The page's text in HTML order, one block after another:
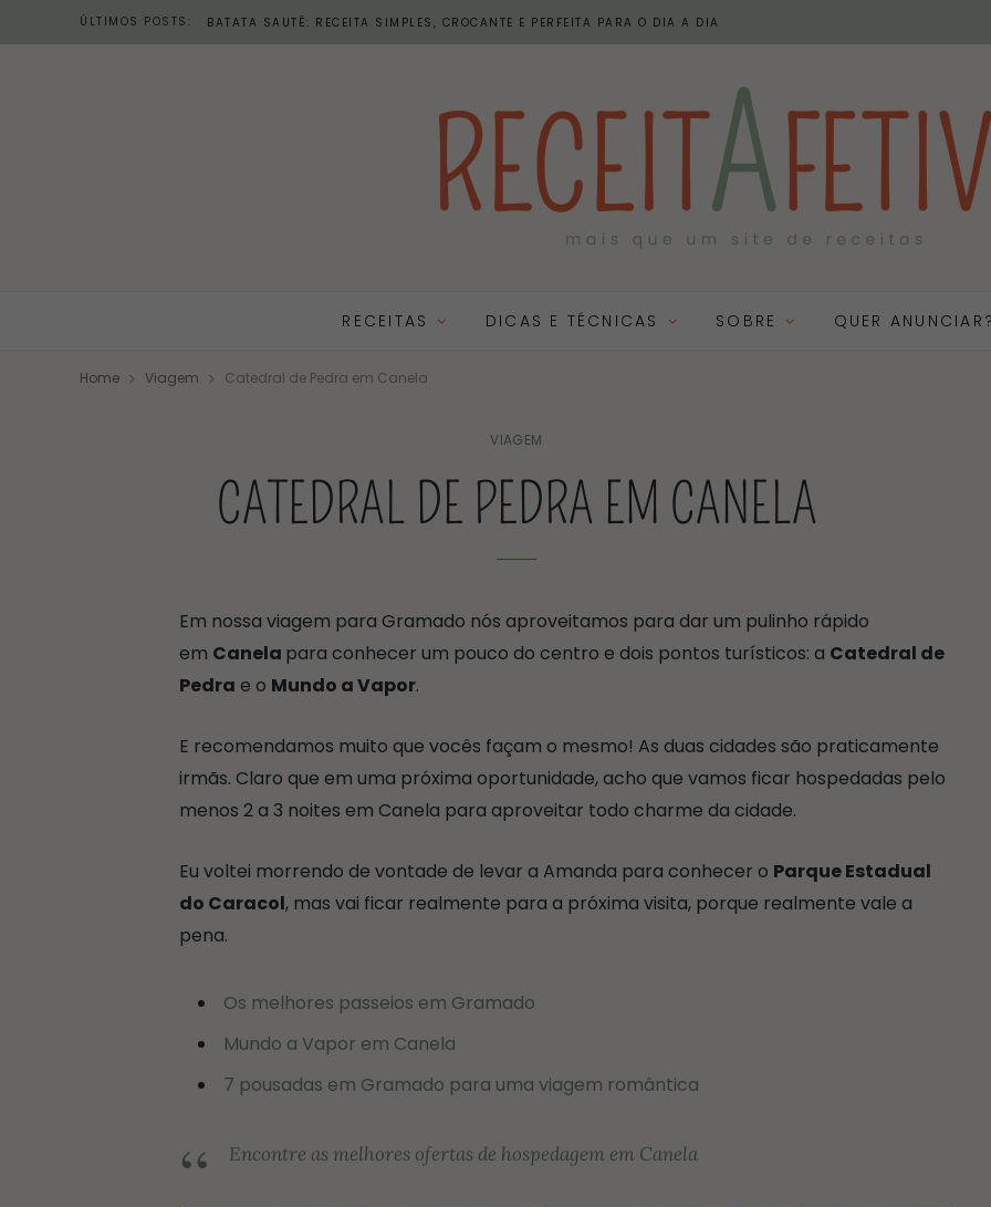
ÚLTIMOS POSTS: BATATA SAUTÉ: RECEITA SIMPLES, CROCANTE E PERFEITA PARA O DIA A DIA
RECEITAS DICAS E TÉCNICAS SOBRE QUER ANUNCIAR?
Home Viagem Catedral de Pedra em Canela
VIAGEM
CATEDRAL DE PEDRA EM CANELA
Em nossa viagem para Gramado nós aproveitamos para dar um pulinho rápido
em Canela para conhecer um pouco do centro e dois pontos turísticos: a Catedral de
Pedra e o Mundo a Vapor.
E recomendamos muito que vocês façam o mesmo! As duas cidades são praticamente
irmãs. Claro que em uma próxima oportunidade, acho que vamos ficar hospedadas pelo
menos 2 a 3 noites em Canela para aproveitar todo charme da cidade.
Eu voltei morrendo de vontade de levar a Amanda para conhecer o Parque Estadual
do Caracol, mas vai ficar realmente para a próxima visita, porque realmente vale a
pena.
Os melhores passeios em Gramado
Mundo a Vapor em Canela
7 pousadas em Gramado para uma viagem romântica
Encontre as melhores ofertas de hospedagem em Canela